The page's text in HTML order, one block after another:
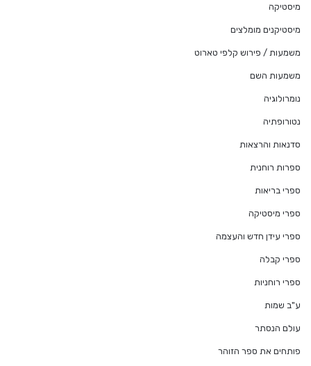
מיסטיקה
מיסטיקנים מומלצים
משמעות / פירוש קלפי טארוט
משמעות השם
נומרולוגיה
נטורופתיה
סדנאות והרצאות
ספרות רוחנית
ספרי בריאות
ספרי מיסטיקה
ספרי עידן חדש והעצמה
ספרי קבלה
ספרי רוחניות
ע"ב שמות
עולם הנסתר
פותחים את ספר הזוהר